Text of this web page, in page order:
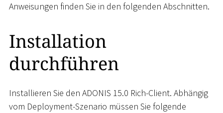
Anweisungen finden Sie in den folgenden Abschnitten.
Installation
durchführen
Installieren Sie den ADONIS 15.0 Rich-Client. Abhängig
vom Deployment-Szenario müssen Sie folgende